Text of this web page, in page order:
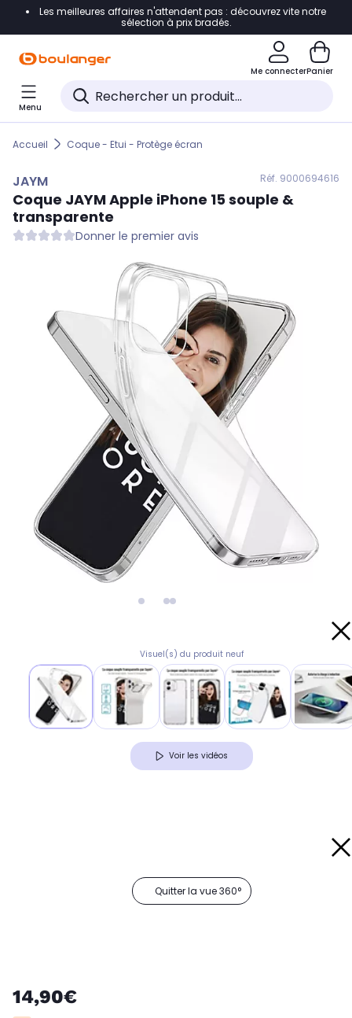
Accéder directement à la navigation
Accéder directement au pied de page
Accéder directement au chatbot
Les meilleures affaires n'attendent pas : découvrez vite notre
sélection à prix bradés.
Me connecterPanier
Menu
Accueil Coque - Etui - Protège écran
JAYM Réf. 9000694616
Coque JAYMApple iPhone 15 souple &
transparente
Donner le premier avis
Visuel(s) du produit neuf
Voir les vidéos
Quitter la vue 360°
14,90€